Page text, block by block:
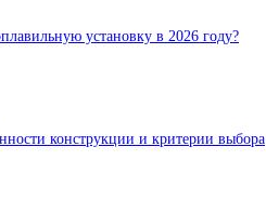
установку в 2026 году?
конструкции и критерии выбора